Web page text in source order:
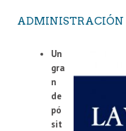
ADMINISTRACIÓN
Un
gra
n
de
pó
sit